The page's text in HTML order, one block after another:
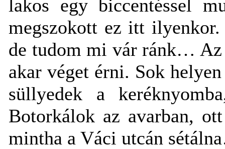
lakos egy biccentéssel
megszokott ez itt
de tudom mi vár ránk…
akar véget érni. Sok
süllyedek a
Botorkálok az avarban,
mintha a Váci utcán